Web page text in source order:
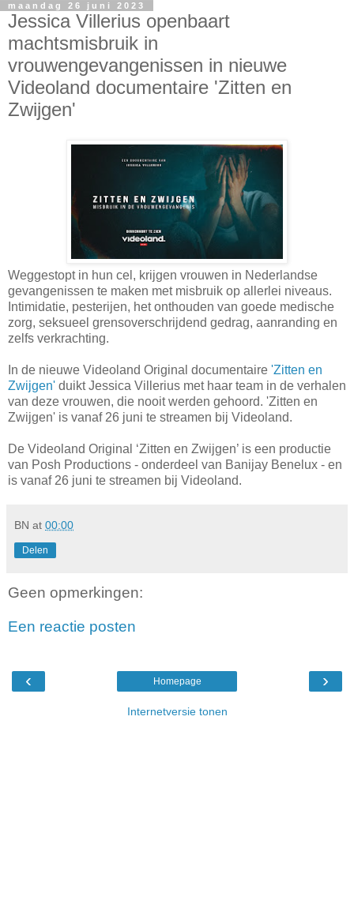
maandag 26 juni 2023
Jessica Villerius openbaart
machtsmisbruik in
vrouwengevangenissen in nieuwe
Videoland documentaire 'Zitten en
Zwijgen'
Weggestopt in hun cel, krijgen vrouwen in Nederlandse
gevangenissen te maken met misbruik op allerlei niveaus.
Intimidatie, pesterijen, het onthouden van goede medische
zorg, seksueel grensoverschrijdend gedrag, aanranding en
zelfs verkrachting.
In de nieuwe Videoland Original documentaire 'Zitten en
Zwijgen' duikt Jessica Villerius met haar team in de verhalen
van deze vrouwen, die nooit werden gehoord. 'Zitten en
Zwijgen' is vanaf 26 juni te streamen bij Videoland.
De Videoland Original ‘Zitten en Zwijgen’ is een productie
van Posh Productions - onderdeel van Banijay Benelux - en
is vanaf 26 juni te streamen bij Videoland.
BN at 00:00
Delen
Geen opmerkingen:
Een reactie posten
‹ ›
Homepage
Internetversie tonen